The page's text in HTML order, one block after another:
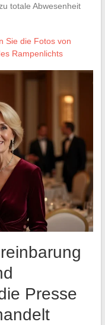
totale Abwesenheit
Sie die Fotos von
Rampenlichts
Presse